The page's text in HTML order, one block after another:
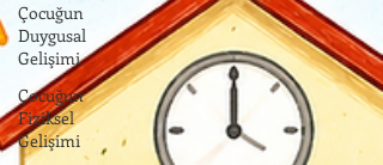
Çocuğun
Duygusal
Gelişimi
Çocuğun
Fiziksel
Gelişimi